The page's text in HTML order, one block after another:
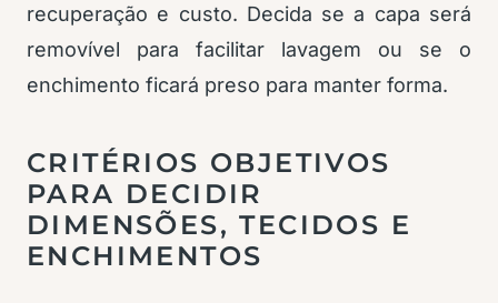
recuperação e custo. Decida se a capa será
removível para facilitar lavagem ou se o
enchimento ficará preso para manter forma.
CRITÉRIOS OBJETIVOS
PARA DECIDIR
DIMENSÕES, TECIDOS E
ENCHIMENTOS